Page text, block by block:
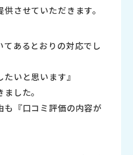
させていただきます。
てあるとおりの対応でし
いと思います』
した。
も『口コミ評価の内容が